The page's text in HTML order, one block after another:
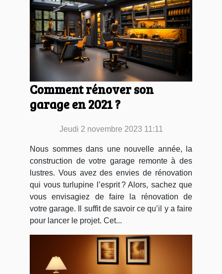
Comment rénover son
garage en 2021 ?
Jeudi 2 novembre 2023 11:11
Nous sommes dans une nouvelle année, la
construction de votre garage remonte à des
lustres. Vous avez des envies de rénovation
qui vous turlupine l’esprit ? Alors, sachez que
vous envisagiez de faire la rénovation de
votre garage. Il suffit de savoir ce qu’il y a faire
pour lancer le projet. Cet...